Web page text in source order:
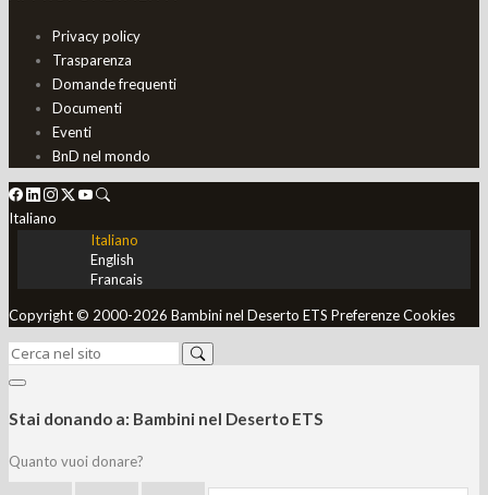
Privacy policy
Trasparenza
Domande frequenti
Documenti
Eventi
BnD nel mondo
Italiano
Italiano
English
Francais
Copyright © 2000-2026 Bambini nel Deserto ETS Preferenze Cookies
Stai donando a: Bambini nel Deserto ETS
Quanto vuoi donare?